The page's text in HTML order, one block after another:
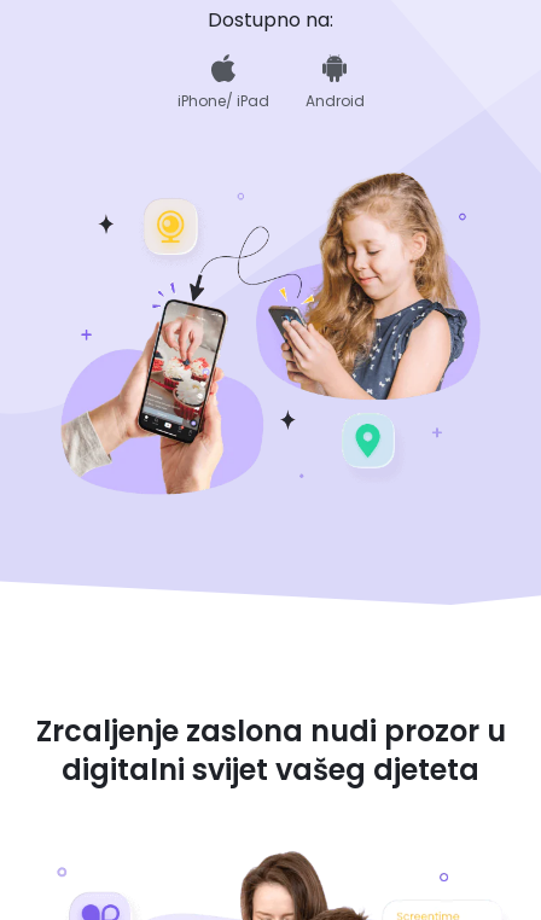
Dostupno na:
iPhone/ iPad Android
Zrcaljenje zaslona nudi prozor u
digitalni svijet vašeg djeteta